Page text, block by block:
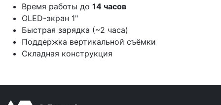
Время работы до 14 часов
OLED-экран 1"
Быстрая зарядка (~2 часа)
Поддержка вертикальной съёмки
Складная конструкция